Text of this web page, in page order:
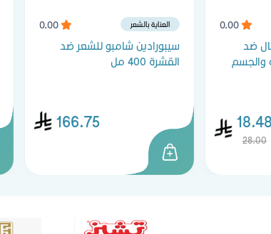
٣ × ١ للرجال ضد
والجسم
18.48
28.00
العناية بالشعر
سيبورادين شامبو للشعر ضد
القشرة 400 مل
166.75